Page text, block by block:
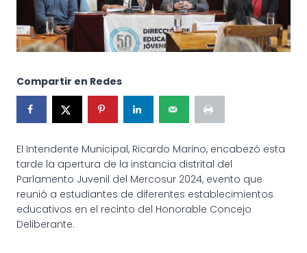
Compartir en Redes
El Intendente Municipal, Ricardo Marino, encabezó esta
tarde la apertura de la instancia distrital del
Parlamento Juvenil del Mercosur 2024, evento que
reunió a estudiantes de diferentes establecimientos
educativos en el recinto del Honorable Concejo
Deliberante.